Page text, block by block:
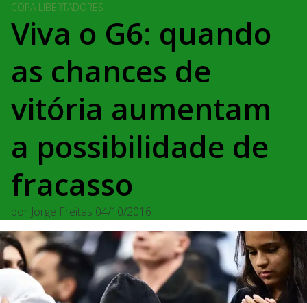
COPA LIBERTADORES
Viva o G6: quando
as chances de
vitória aumentam
a possibilidade de
fracasso
por Jorge Freitas 04/10/2016